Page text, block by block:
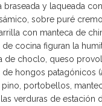
y laqueada con
sobre puré
con manteca de
cocina figuran la
de choclo, queso
hongos patagónicos
portobellos,
verduras de estación